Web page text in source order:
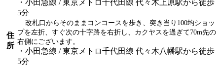
住
所
・小田急線 / 東京メトロ千代田線 代々木上原駅から徒歩
5分
改札口からそのままコンコースを歩き、突き当り100均ショッ
プを左折、すぐ次の十字路を右折し、カクヤスを過ぎて70m先の
右側にございます。
・小田急線 / 東京メトロ千代田線 代々木八幡駅から徒歩
5分